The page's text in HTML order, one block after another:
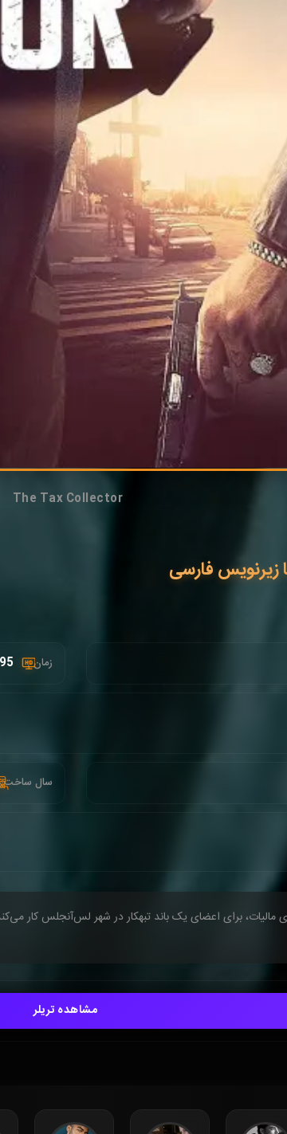
The Tax Collector
زمان : 95 دقیقه
سال ساخت:
مالیات، برای اعضای یک باند تبهکار در شهر لس‌‌آنجلس کار
مشاهده تریلر